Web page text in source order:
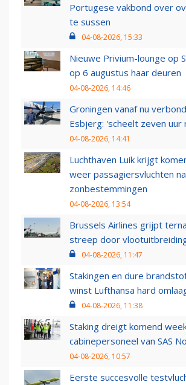
Portugese vakbond over
te sussen
04-08-2026, 15:33
Nieuwe Privium-lounge op
op 6 augustus haar deuren
04-08-2026, 14:46
Groningen vanaf nu
Esbjerg: 'scheelt zeven uur
04-08-2026, 14:41
Luchthaven Luik krijgt
weer passagiersvluchten
zonbestemmingen
04-08-2026, 13:54
Brussels Airlines grijpt
streep door
04-08-2026, 11:47
Stakingen en dure
winst Lufthansa hard
04-08-2026, 11:38
Staking dreigt komend
cabinepersoneel van SAS
04-08-2026, 10:57
Eerste succesvolle